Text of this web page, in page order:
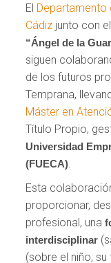
El Departamento
Cádiz junto con
“Ángel de la
siguen
de los futuros
Temprana,
Máster en
Título Propio,
Universidad
(FUECA)
Esta
proporcionar,
profesional, una
interdisciplinar
(sobre el niño,